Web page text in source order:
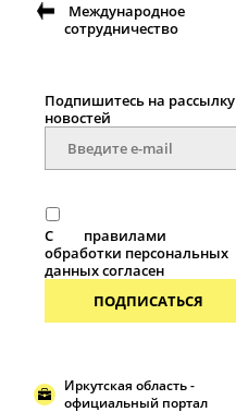
Международное
сотрудничество
Подпишитесь на рассылку
новостей
С
правилами
обработки персональных
данных согласен
ПОДПИСАТЬСЯ
Иркутская область -
официальный портал